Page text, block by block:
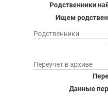
Родственники
Ищем
Родственники
Переучет в архиве
Данные